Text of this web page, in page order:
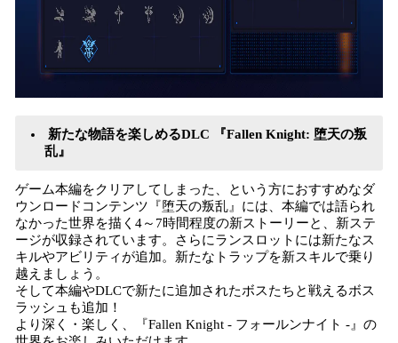
新たな物語を楽しめるDLC 『Fallen Knight: 堕天の叛
乱』
ゲーム本編をクリアしてしまった、という方におすすめなダ
ウンロードコンテンツ『堕天の叛乱』には、本編では語られ
なかった世界を描く4～7時間程度の新ストーリーと、新ステ
ージが収録されています。さらにランスロットには新たなス
キルやアビリティが追加。新たなトラップを新スキルで乗り
越えましょう。
そして本編やDLCで新たに追加されたボスたちと戦えるボス
ラッシュも追加！
より深く・楽しく、『Fallen Knight - フォールンナイト -』の